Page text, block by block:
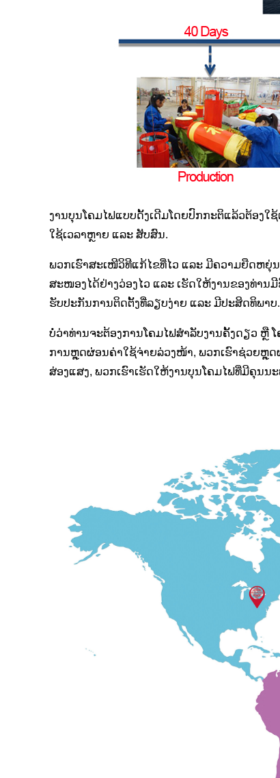
ງານບຸນໂຄມໄຟແບບດັ້ງເດີມໂດຍປົກກະຕິແລ້ວຕ້ອງ
ໃຊ້ເວລາຫຼາຍ ແລະ ສັບສົນ.
ພວກເຮົາສະເໜີວິທີແກ້ໄຂທີ່ໄວ ແລະ ມີຄວາມຍືດຫຍຸ່ນ
ສະໜອງໄດ້ຢ່າງວ່ອງໄວ ແລະ ເຮັດໃຫ້ງານຂອງທ່ານ
ຮັບປະກັນການຕິດຕັ້ງທີ່ລຽບງ່າຍ ແລະ ມີປະສິດທິພາບ.
ບໍ່ວ່າທ່ານຈະຕ້ອງການໂຄມໄຟສຳລັບງານຄັ້ງດຽວ ຫຼື
ການຫຼຸດຜ່ອນຄ່າໃຊ້ຈ່າຍລ່ວງໜ້າ, ພວກເຮົາຊ່ວຍຫຼຸດ
ສ່ອງແສງ, ພວກເຮົາເຮັດໃຫ້ງານບຸນໂຄມໄຟທີ່ມີຄຸນນ